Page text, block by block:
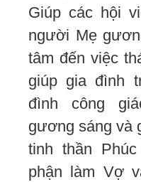
Giúp các hội
người Mẹ
tâm đến việc
giúp gia đình
đình công
gương sáng và
tinh thần
phận làm Vợ